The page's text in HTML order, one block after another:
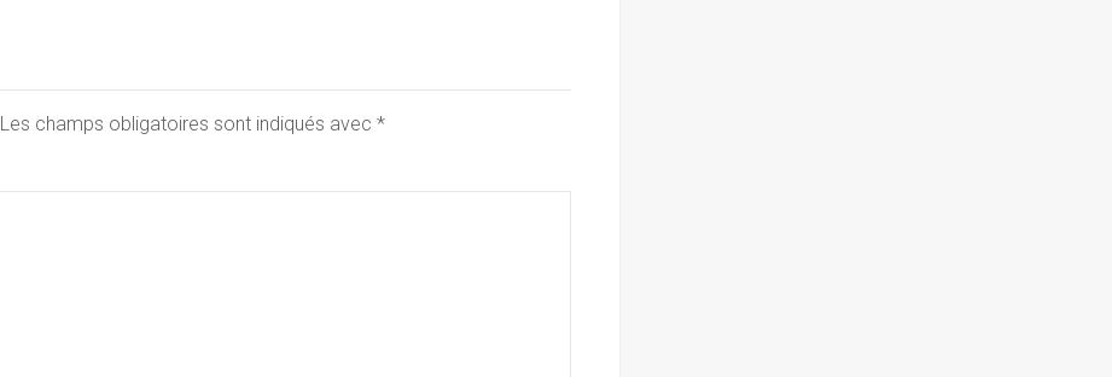
Les champs obligatoires sont indiqués avec *